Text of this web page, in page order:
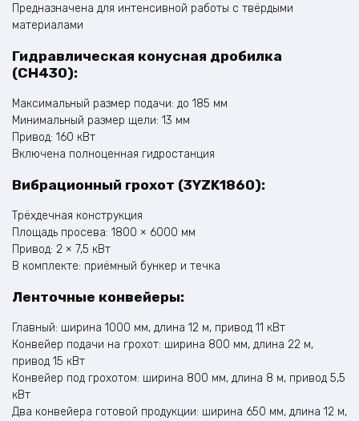
Предназначена для интенсивной работы с твёрдыми
материалами
Гидравлическая конусная дробилка
(CH430):
Максимальный размер подачи: до 185 мм
Минимальный размер щели: 13 мм
Привод: 160 кВт
Включена полноценная гидростанция
Вибрационный грохот (3YZK1860):
Трёхдечная конструкция
Площадь просева: 1800 × 6000 мм
Привод: 2 × 7,5 кВт
В комплекте: приёмный бункер и течка
Ленточные конвейеры:
Главный: ширина 1000 мм, длина 12 м, привод 11 кВт
Конвейер подачи на грохот: ширина 800 мм, длина 22 м,
привод 15 кВт
Конвейер под грохотом: ширина 800 мм, длина 8 м, привод 5,5
кВт
Два конвейера готовой продукции: ширина 650 мм, длина 12 м,